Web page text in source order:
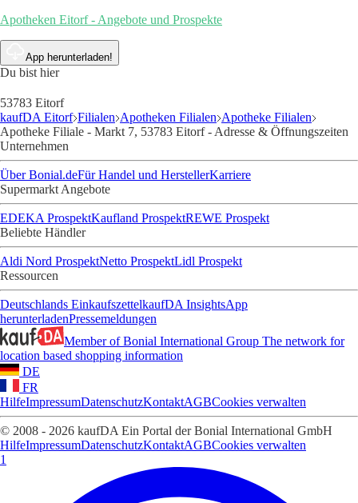
Apotheken Eitorf - Angebote und Prospekte
App herunterladen!
Du bist hier
53783 Eitorf
kaufDA Eitorf Filialen Apotheken Filialen Apotheke Filialen
Apotheke Filiale - Markt 7, 53783 Eitorf - Adresse & Öffnungszeiten
Unternehmen
Über Bonial.deFür Handel und HerstellerKarriere
Supermarkt Angebote
EDEKA ProspektKaufland ProspektREWE Prospekt
Beliebte Händler
Aldi Nord ProspektNetto ProspektLidl Prospekt
Ressourcen
Deutschlands EinkaufszettelkaufDA InsightsApp
herunterladenPressemeldungen
Member of Bonial International Group The network for
location based shopping information
DE
FR
HilfeImpressumDatenschutzKontaktAGBCookies verwalten
© 2008 - 2026 kaufDA Ein Portal der Bonial International GmbH
HilfeImpressumDatenschutzKontaktAGBCookies verwalten
1